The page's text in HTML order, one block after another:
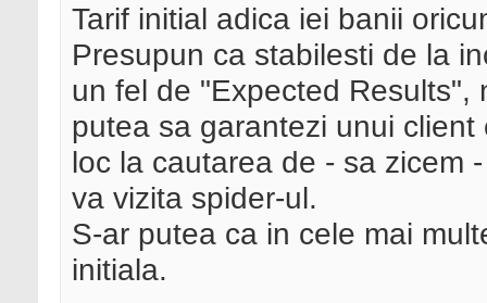
Tarif initial adica iei banii
Presupun ca stabilesti de la
un fel de "Expected Results",
putea sa garantezi unui
loc la cautarea de - sa zicem
va vizita spider-ul.
S-ar putea ca in cele mai
initiala.